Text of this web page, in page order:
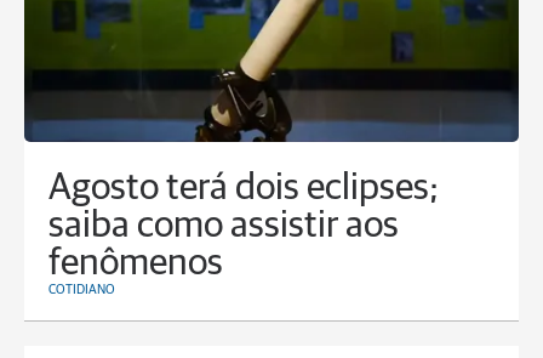
Agosto terá dois eclipses;
saiba como assistir aos
fenômenos
COTIDIANO